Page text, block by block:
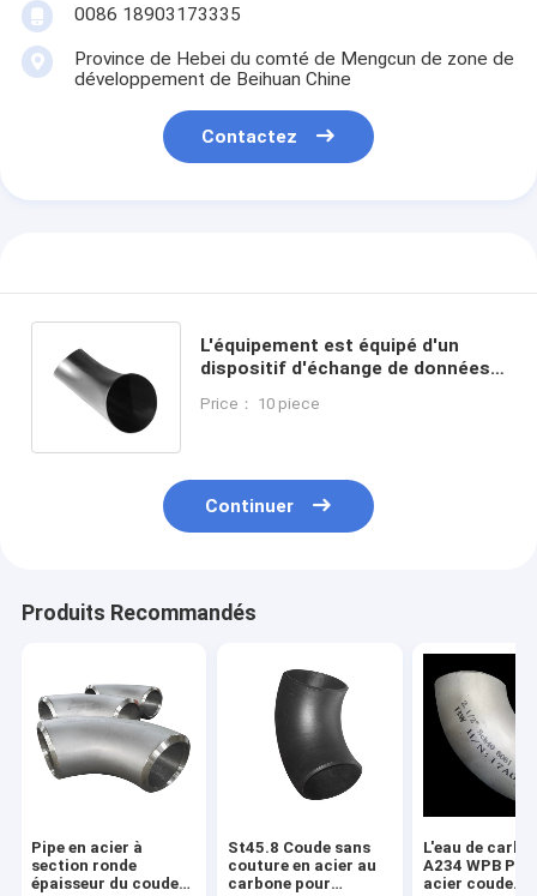
0086 18903173335
Province de Hebei du comté de Mengcun de zone de
développement de Beihuan Chine
Contactez
L'équipement est équipé d'un
dispositif d'échange de données,
d'analyser les données.
Price： 10 piece
Continuer
Produits Recommandés
Pipe en acier à
section ronde
épaisseur du coude
St45.8 Coude sans
couture en acier au
carbone pour
L'eau de
A234 WPB
acier coude